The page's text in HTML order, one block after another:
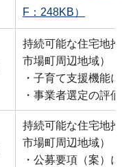
F：248KB）
持続可能な住宅地
市場町周辺地域）
・子育て支援機能
・事業者選定の評
持続可能な住宅地
市場町周辺地域）
・公募要項（案）